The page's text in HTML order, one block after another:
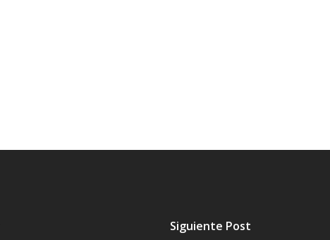
Siguiente Post